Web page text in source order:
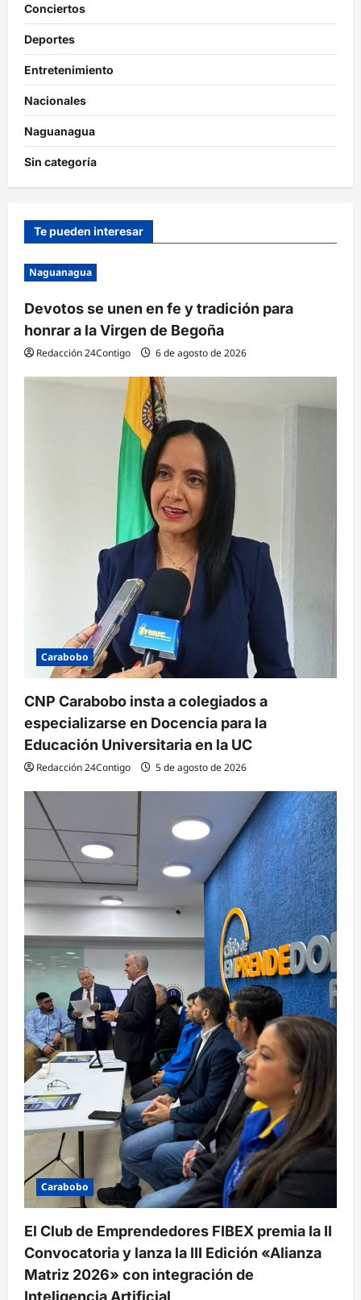
Conciertos
Deportes
Entretenimiento
Nacionales
Naguanagua
Sin categoría
Te pueden interesar
Naguanagua
Devotos se unen en fe y tradición para
honrar a la Virgen de Begoña
Redacción 24Contigo 6 de agosto de 2026
Carabobo
CNP Carabobo insta a colegiados a
especializarse en Docencia para la
Educación Universitaria en la UC
Redacción 24Contigo 5 de agosto de 2026
Carabobo
El Club de Emprendedores FIBEX premia la II
Convocatoria y lanza la III Edición «Alianza
Matriz 2026» con integración de
Inteligencia Artificial